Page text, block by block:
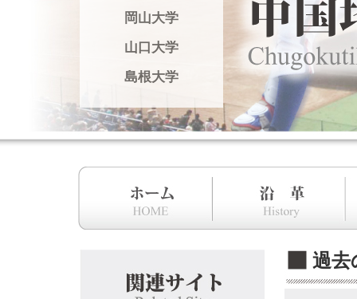
岡山大学
山口大学
島根大学
過去